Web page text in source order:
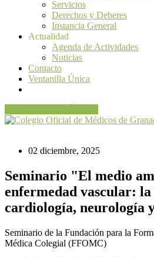
Servicios
Derechos y Deberes
Instancia General
Actualidad
Agenda de Actividades
Noticias
Contacto
Ventanilla Única
02 diciembre, 2025
Seminario "El medio
enfermedad vascular: la
cardiología, neurología
Seminario de la Fundación para la
Médica Colegial (FFOMC)